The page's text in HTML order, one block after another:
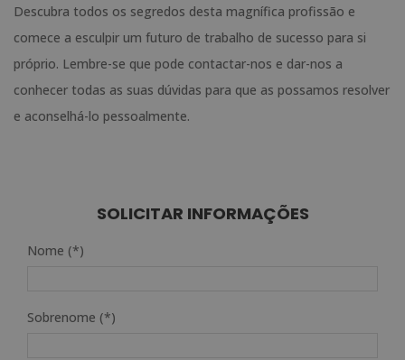
Descubra todos os segredos desta magnífica profissão e
comece a esculpir um futuro de trabalho de sucesso para si
próprio. Lembre-se que pode contactar-nos e dar-nos a
conhecer todas as suas dúvidas para que as possamos resolver
e aconselhá-lo pessoalmente.
SOLICITAR INFORMAÇÕES
Nome (*)
Sobrenome (*)